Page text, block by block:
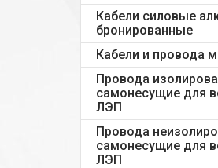
Кабели силовые
бронированные
Кабели и провода
Провода
самонесущие для
ЛЭП
Провода
самонесущие для
ЛЭП